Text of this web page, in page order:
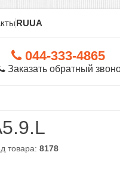
RUUA
044-333-4865
Заказать обратный
товара:8178